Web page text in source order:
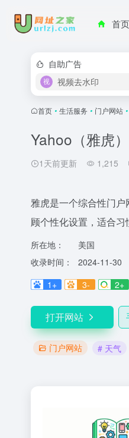
首页
自助广告
视频去水印
首页 • 生活服务 • 门户网站 •
Yahoo（雅虎）
1天前更新 1,215
雅虎是一个综合性门
顾个性化设置，适合习
所在地：
美国
收录时间：
2024-11-30
1+
3- 2+
打开网站
门户网站 # 天气